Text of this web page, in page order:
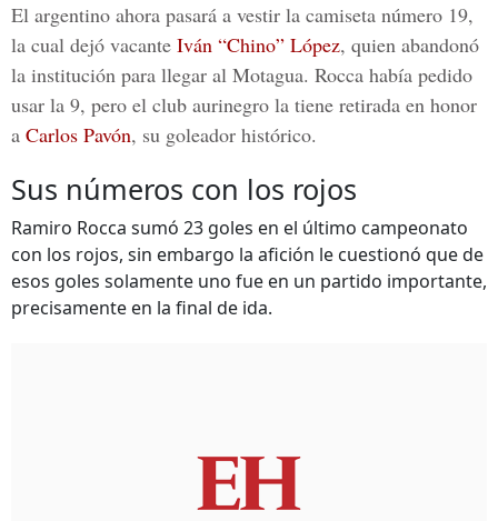
El argentino ahora pasará a vestir la camiseta número 19,
la cual dejó vacante Iván “Chino” López, quien abandonó
la institución para llegar al Motagua. Rocca había pedido
usar la 9, pero el club aurinegro la tiene retirada en honor
a Carlos Pavón, su goleador histórico.
Sus números con los rojos
Ramiro Rocca sumó 23 goles en el último campeonato
con los rojos, sin embargo la afición le cuestionó que de
esos goles solamente uno fue en un partido importante,
precisamente en la final de ida.